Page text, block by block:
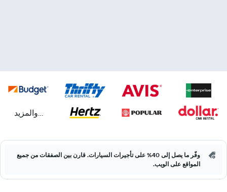
...والمزيد
وفّر ما يصل إلى 40% على تأجيرات السيارات. قارن بين الصفقات من جميع
المواقع على الويب.